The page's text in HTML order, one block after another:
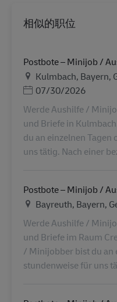
相似的职位
Postbote – Minijob /
地点Kulmbach, Bayern,
Posted Date
07/30/2026
Werde Aushilfe /
und Briefe in
du an einzelnen
uns tätig. Nach einer
Postbote – Minijob /
地点Bayreuth, Bayern,
Werde Aushilfe /
und Briefe im Raum
/ Minijobber bist du an
stundenweise für uns